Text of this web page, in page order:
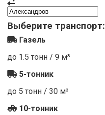
Выберите транспорт:
Газель
до 1.5 тонн / 9 м³
5-тонник
до 5 тонн / 30 м³
10-тонник